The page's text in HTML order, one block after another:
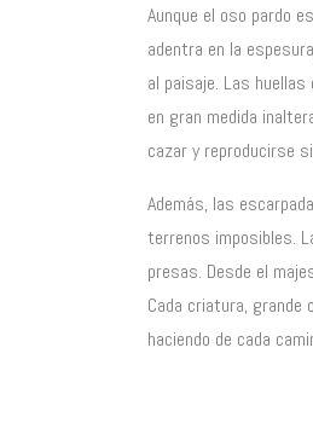
Aunque el oso pardo
adentra en la
al paisaje. Las
en gran medida
cazar y reproducirse
Además, las
terrenos imposibles.
presas. Desde el
Cada criatura, grande
haciendo de cada